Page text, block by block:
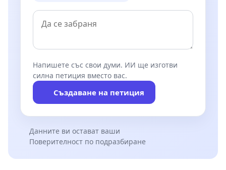
Напишете със свои думи. ИИ ще изготви
силна петиция вместо вас.
Създаване на петиция
Данните ви остават ваши
Поверителност по подразбиране